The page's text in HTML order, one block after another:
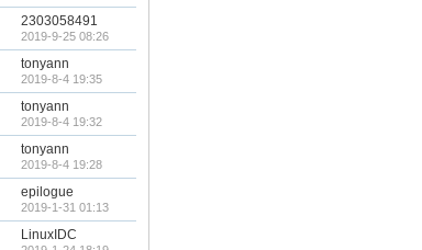
2303058491
2019-9-25 08:26
tonyann
2019-8-4 19:35
tonyann
2019-8-4 19:32
tonyann
2019-8-4 19:28
epilogue
2019-1-31 01:13
LinuxIDC